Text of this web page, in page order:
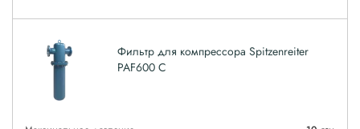
Фильтр для компрессора Spitzenreiter
PAF600 C